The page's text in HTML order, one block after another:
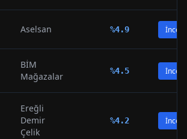
Aselsan %4.9 İncele
BİM
Mağazalar
%4.5 İncele
Ereğli
Demir
Çelik
%4.2 İncele